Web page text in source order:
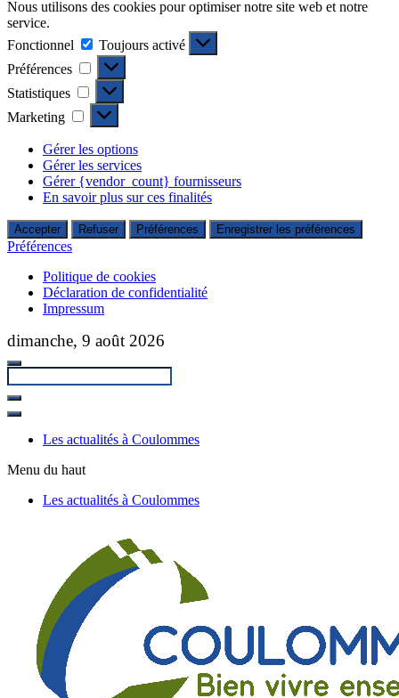
Nous utilisons des cookies pour optimiser notre site web et notre
service.
Fonctionnel
Fonctionnel
Toujours activé
Préférences
Préférences
Statistiques Statistiques
Marketing Marketing
Gérer les options
Gérer les services
Gérer {vendor_count} fournisseurs
En savoir plus sur ces finalités
Accepter Refuser Préférences Enregistrer les préférences
Préférences
Politique de cookies
Déclaration de confidentialité
Impressum
Passer
contenu
principal
dimanche, 9 août 2026
Fermer
rechercheLes actualités à Coulommes
Menu du haut
Les actualités à Coulommes